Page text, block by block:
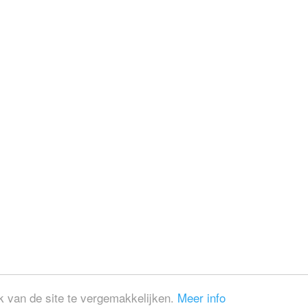
van de site te vergemakkelijken. Meer info